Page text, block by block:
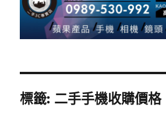
標籤: 二手手機收購價格